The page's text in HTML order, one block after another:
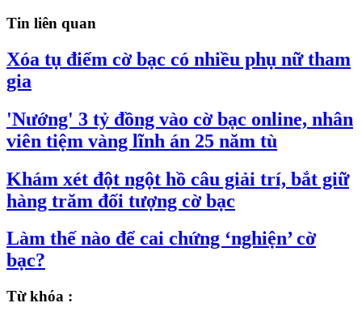
Tin liên quan
Xóa tụ điểm cờ bạc có nhiều phụ nữ tham
gia
'Nướng' 3 tỷ đồng vào cờ bạc online, nhân
viên tiệm vàng lĩnh án 25 năm tù
Khám xét đột ngột hồ câu giải trí, bắt giữ
hàng trăm đối tượng cờ bạc
Làm thế nào để cai chứng ‘nghiện’ cờ
bạc?
Từ khóa :